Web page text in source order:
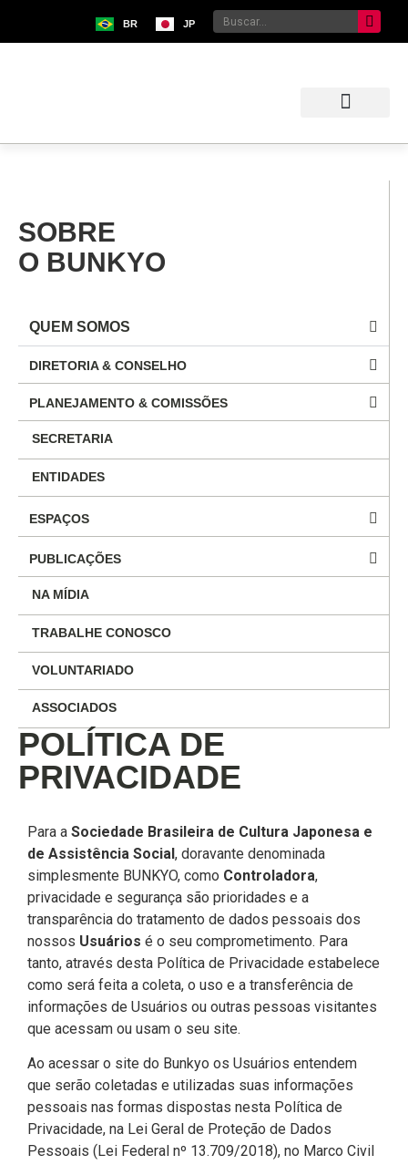
BR JP
SOBRE
O BUNKYO
QUEM SOMOS
DIRETORIA & CONSELHO
PLANEJAMENTO & COMISSÕES
SECRETARIA
ENTIDADES
ESPAÇOS
PUBLICAÇÕES
NA MÍDIA
TRABALHE CONOSCO
VOLUNTARIADO
ASSOCIADOS
POLÍTICA DE
PRIVACIDADE
Para a Sociedade Brasileira de Cultura Japonesa e
de Assistência Social, doravante denominada
simplesmente BUNKYO, como Controladora,
privacidade e segurança são prioridades e a
transparência do tratamento de dados pessoais dos
nossos Usuários é o seu comprometimento. Para
tanto, através desta Política de Privacidade estabelece
como será feita a coleta, o uso e a transferência de
informações de Usuários ou outras pessoas visitantes
que acessam ou usam o seu site.
Ao acessar o site do Bunkyo os Usuários entendem
que serão coletadas e utilizadas suas informações
pessoais nas formas dispostas nesta Política de
Privacidade, na Lei Geral de Proteção de Dados
Pessoais (Lei Federal nº 13.709/2018), no Marco Civil